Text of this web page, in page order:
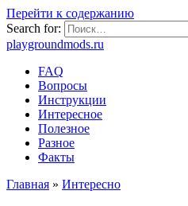
Перейти к содержанию
Search for:
playgroundmods.ru
FAQ
Вопросы
Инструкции
Интересное
Полезное
Разное
Факты
Главная » Интересно